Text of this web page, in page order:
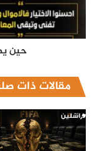
حين
مقالات ذات